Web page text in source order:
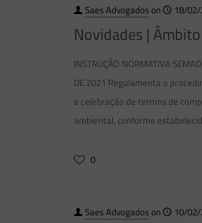
Saes Advogadoson 18/02/
Novidades |
INSTRUÇÃO NORMATIVA
DE 2021 Regulamenta o
a celebração de termos de
ambiental, conforme
0
Saes Advogadoson 10/02/